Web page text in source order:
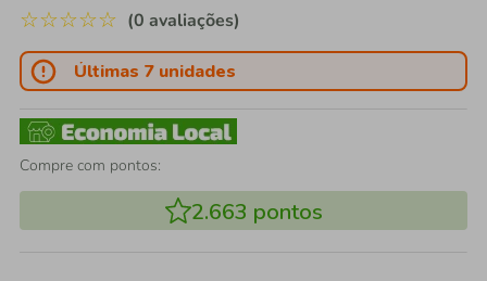
☆☆☆☆☆ (0 avaliações)
Últimas 7 unidades
Compre com pontos:
2.663 pontos